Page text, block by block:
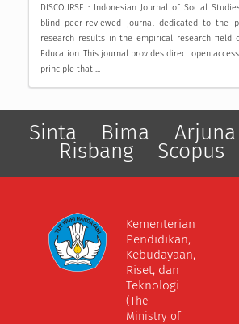
DISCOURSE : Indonesian Journal of Social
blind peer-reviewed journal dedicated to the
research results in the empirical research field
Education. This journal provides direct open
principle that ...
Sinta Bima Arjuna
Risbang Scopus
Kementerian
Pendidikan,
Kebudayaan,
Riset, dan
Teknologi
(The
Ministry of